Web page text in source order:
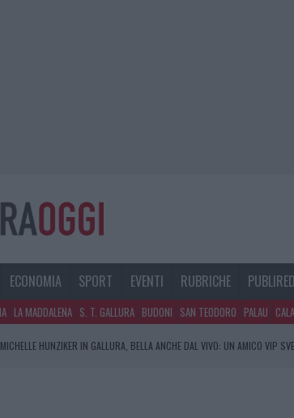
ECONOMIA SPORT EVENTI RUBRICHE
LA MADDALENA S. T. GALLURA BUDONI SAN TEODORO PALAU
MICHELLE HUNZIKER IN GALLURA, BELLA ANCHE DAL VIVO: UN AMICO VIP